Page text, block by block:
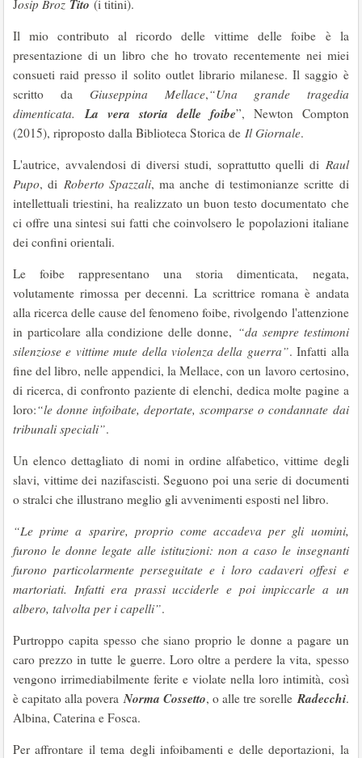
Josip Broz Tito (i titini).
Il mio contributo al ricordo delle vittime delle foibe è la
presentazione di un libro che ho trovato recentemente nei miei
consueti raid presso il solito outlet librario milanese. Il saggio è
scritto daGiuseppina Mellace,“Una grande tragedia
dimenticata.
La vera storia delle foibe”, Newton Compton
(2015), riproposto dalla Biblioteca Storica de Il Giornale.
L'autrice, avvalendosi di diversi studi, soprattutto quelli di Raul
Pupo, di Roberto Spazzali, ma anche di testimonianze scritte di
intellettuali triestini, ha realizzato un buon testo documentato che
ci offre una sintesi sui fatti che coinvolsero le popolazioni italiane
dei confini orientali.
Le foibe rappresentano una storia dimenticata, negata,
volutamente rimossa per decenni. La scrittrice romana è andata
alla ricerca delle cause del fenomeno foibe, rivolgendo l'attenzione
in particolare alla condizione delle donne, “da sempre testimoni
silenziose e vittime mute della violenza della guerra”. Infatti alla
fine del libro, nelle appendici, la Mellace, con un lavoro certosino,
di ricerca, di confronto paziente di elenchi, dedica molte pagine a
loro:“le donne infoibate, deportate, scomparse o condannate dai
tribunali speciali”.
Un elenco dettagliato di nomi in ordine alfabetico, vittime degli
slavi, vittime dei nazifascisti. Seguono poi una serie di documenti
o stralci che illustrano meglio gli avvenimenti esposti nel libro.
“Le prime a sparire, proprio come accadeva per gli uomini,
furono le donne legate alle istituzioni: non a caso le insegnanti
furono particolarmente perseguitate e i loro cadaveri offesi e
martoriati. Infatti era prassi ucciderle e poi impiccarle a un
albero, talvolta per i capelli”.
Purtroppo capita spesso che siano proprio le donne a pagare un
caro prezzo in tutte le guerre. Loro oltre a perdere la vita, spesso
vengono irrimediabilmente ferite e violate nella loro intimità, così
è capitato alla poveraNorma Cossetto, o alle tre sorelleRadecchi.
Albina, Caterina e Fosca.
Per affrontare il tema degli infoibamenti e delle deportazioni, la